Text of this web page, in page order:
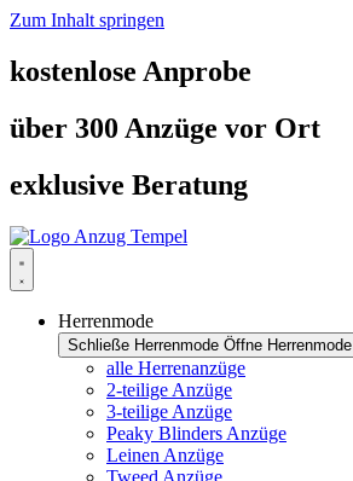
Zum Inhalt springen
kostenlose Anprobe
über 300 Anzüge vor Ort
exklusive Beratung
Herrenmode
Schließe Herrenmode Öffne Herrenmode
alle Herrenanzüge
2-teilige Anzüge
3-teilige Anzüge
Peaky Blinders Anzüge
Leinen Anzüge
Tweed Anzüge